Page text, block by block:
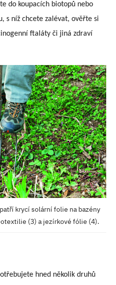
do koupacích biotopů nebo
s níž chcete zalévat, ověřte si
ftaláty či jiná zdraví
krycí solární folie na bazény
(3) a jezírkové fólie (4).
hned několik druhů